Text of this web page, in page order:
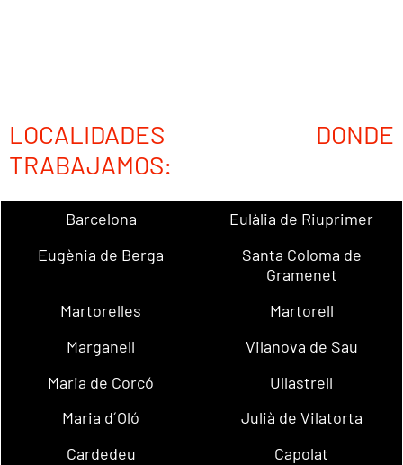
LOCALIDADES DONDE
TRABAJAMOS:
Barcelona
Eulàlia de Riuprimer
Eugènia de Berga
Santa Coloma de
Gramenet
Martorelles
Martorell
Marganell
Vilanova de Sau
Maria de Corcó
Ullastrell
Maria d´Oló
Julià de Vilatorta
Cardedeu
Capolat